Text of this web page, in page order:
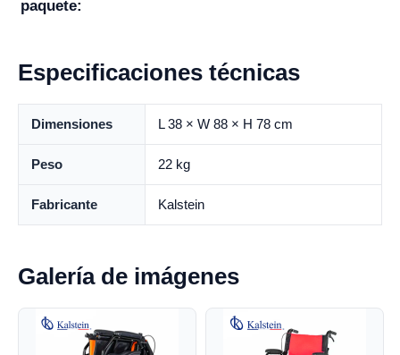
paquete:
Especificaciones técnicas
Dimensiones L 38 × W 88 × H 78 cm
Peso 22 kg
Fabricante Kalstein
Galería de imágenes